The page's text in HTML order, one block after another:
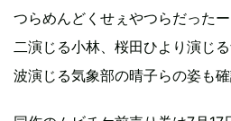
つらめんどくせぇやつらだった
二演じる小林、桜田ひより演じ
波演じる気象部の晴子らの姿も確